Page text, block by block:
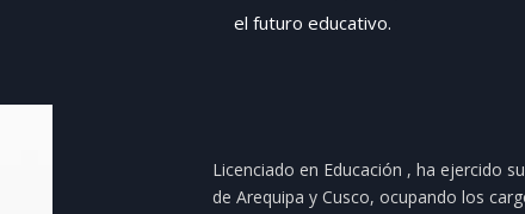
el futuro educativo.
Licenciado en Educación , ha ejercido
de Arequipa y Cusco, ocupando los